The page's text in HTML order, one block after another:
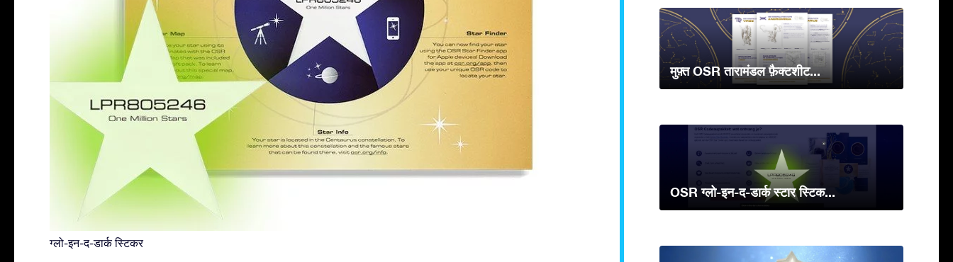
ग्लो-इन-द-डार्क स्टिकर
मुफ़्त OSR तारामंडल फ़ैक्टशीट...
OSR ग्लो-इन-द-डार्क स्टार स्टिक...